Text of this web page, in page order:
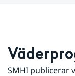
SMHI publicerar